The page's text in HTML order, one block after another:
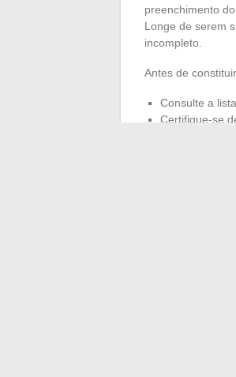
preenchimento
Longe de serem
incompleto.
Antes de
Consulte a
Certifique-se